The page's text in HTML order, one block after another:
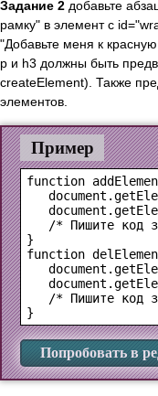
Задание 2 добавьте
рамку" в элемент с
"Добавьте меня к
p и h3 должны быть
createElement). Также
элементов.
Пример
function
/* Пишите код
}
function
/* Пишите код
Попробовать в